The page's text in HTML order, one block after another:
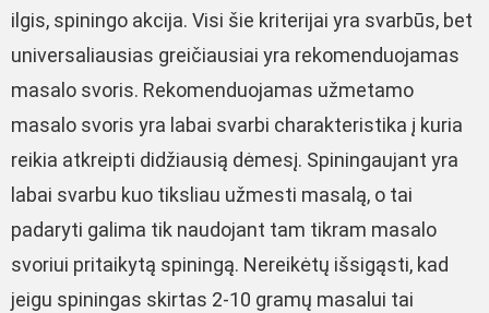
ilgis, spiningo akcija. Visi šie kriterijai yra svarbūs, bet
universaliausias greičiausiai yra rekomenduojamas
masalo svoris. Rekomenduojamas užmetamo
masalo svoris yra labai svarbi charakteristika į kuria
reikia atkreipti didžiausią dėmesį. Spiningaujant yra
labai svarbu kuo tiksliau užmesti masalą, o tai
padaryti galima tik naudojant tam tikram masalo
svoriui pritaikytą spiningą. Nereikėtų išsigąsti, kad
jeigu spiningas skirtas 2-10 gramų masalui tai